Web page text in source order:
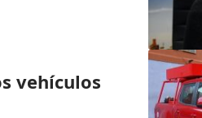
vehículos